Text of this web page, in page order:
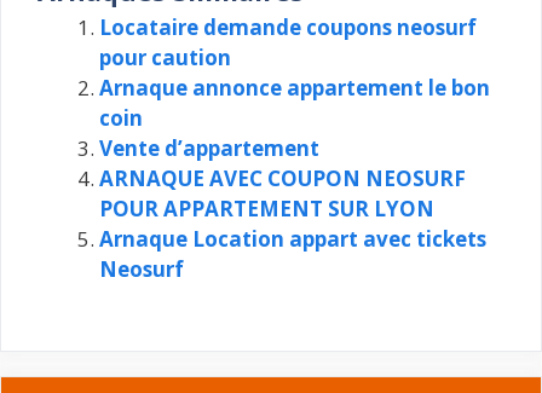
Locataire demande coupons neosurf
pour caution
Arnaque annonce appartement le bon
coin
Vente d’appartement
ARNAQUE AVEC COUPON NEOSURF
POUR APPARTEMENT SUR LYON
Arnaque Location appart avec tickets
Neosurf